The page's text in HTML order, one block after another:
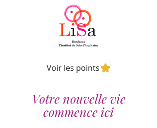
Voir les points
Votre nouvelle vie
commence ici